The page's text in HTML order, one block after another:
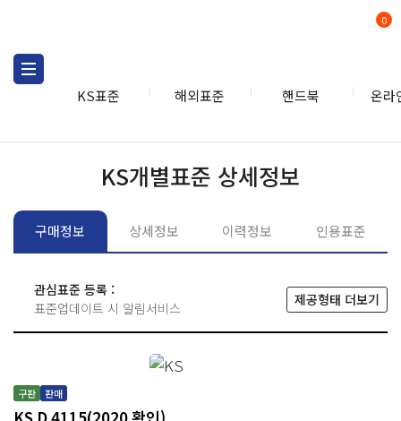
KS표준 해외표준 핸드북 온라
0
KS개별표준 상세정보
구매정보 상세정보 이력정보 인용표준
관심표준 등록 :
표준업데이트 시 알림서비스
제공형태 더보기
구판 판매